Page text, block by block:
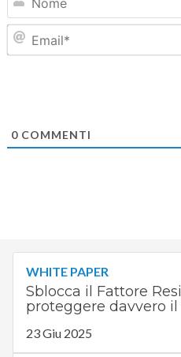
0COMMENTI
WHITE PAPER
Sblocca il Fattore
proteggere davvero
23 Giu 2025